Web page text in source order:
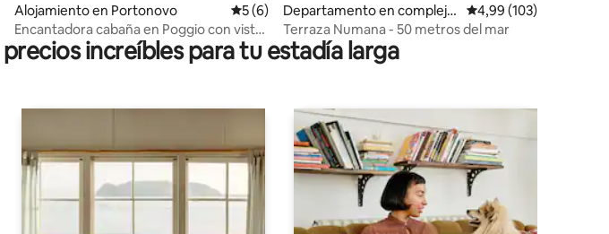
Alojamiento en Portonovo
Calificación promedio: 5 de 5. 6 evaluaciones
5 (6)
Encantadora cabaña en Poggio con vistas
panorámicas al mar
Departamento en complejo
residencial en Numana
Calificación promedio:
4,99 (103)
Terraza Numana - 50 metros del mar
increíbles para tu estadía larga